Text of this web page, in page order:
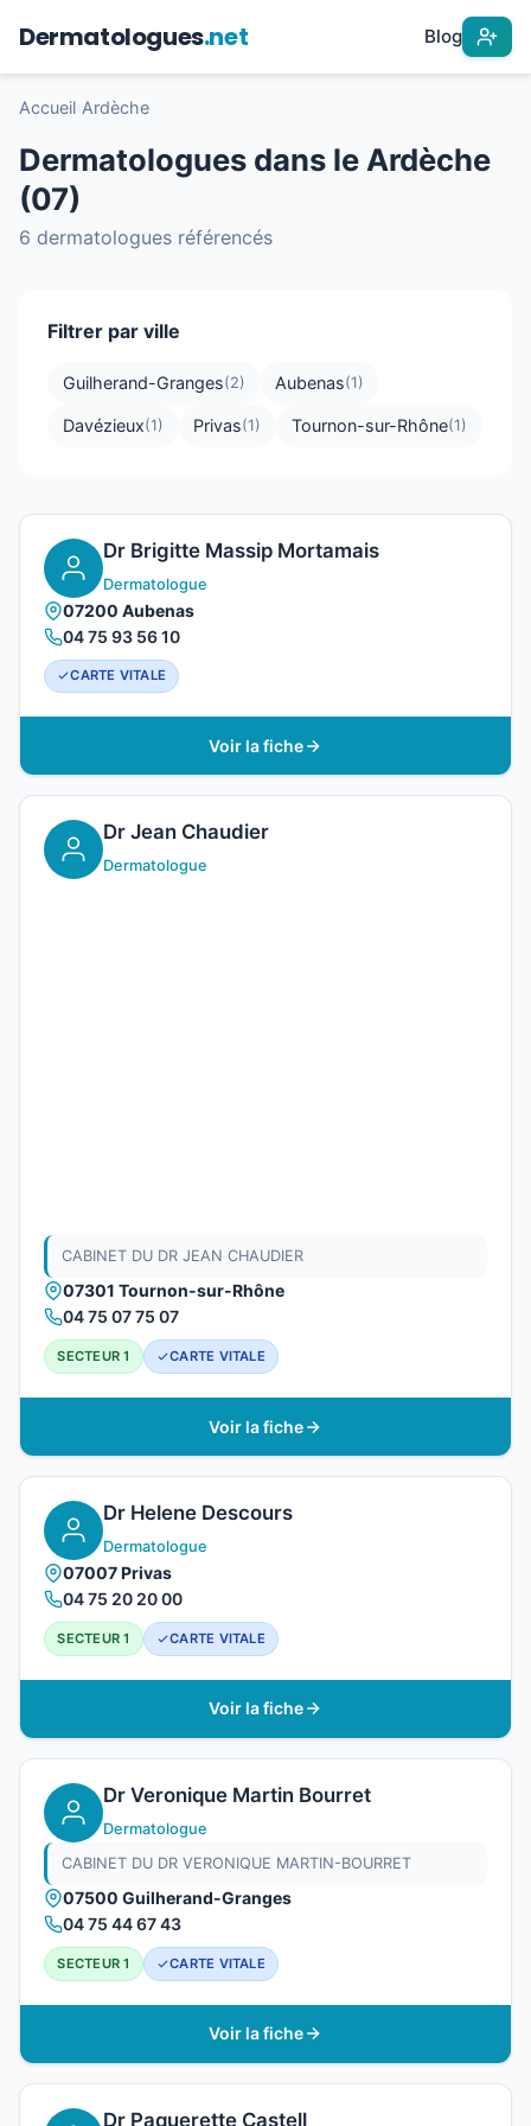
Dermatologues.net Blog
Accueil Ardèche
Dermatologues dans le Ardèche
(07)
6 dermatologues référencés
Filtrer par ville
Guilherand-Granges(2) Aubenas(1)
Davézieux(1) Privas(1) Tournon-sur-Rhône(1)
Dr Brigitte Massip Mortamais
Dermatologue
07200 Aubenas
04 75 93 56 10
CARTE VITALE
Voir la fiche
Dr Jean Chaudier
Dermatologue
CABINET DU DR JEAN CHAUDIER
07301 Tournon-sur-Rhône
04 75 07 75 07
SECTEUR 1 CARTE VITALE
Voir la fiche
Dr Helene Descours
Dermatologue
07007 Privas
04 75 20 20 00
SECTEUR 1 CARTE VITALE
Voir la fiche
Dr Veronique Martin Bourret
Dermatologue
CABINET DU DR VERONIQUE MARTIN-BOURRET
07500 Guilherand-Granges
04 75 44 67 43
SECTEUR 1 CARTE VITALE
Voir la fiche
Dr Paquerette Castell